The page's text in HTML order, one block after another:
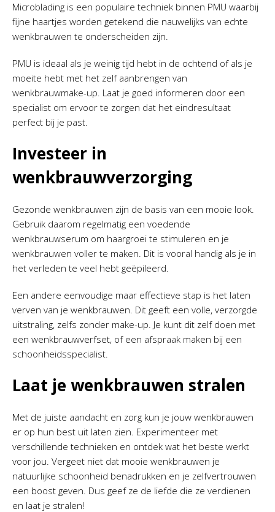
Microblading is een populaire techniek binnen PMU waarbij
fijne haartjes worden getekend die nauwelijks van echte
wenkbrauwen te onderscheiden zijn.
PMU is ideaal als je weinig tijd hebt in de ochtend of als je
moeite hebt met het zelf aanbrengen van
wenkbrauwmake-up. Laat je goed informeren door een
specialist om ervoor te zorgen dat het eindresultaat
perfect bij je past.
Investeer in
wenkbrauwverzorging
Gezonde wenkbrauwen zijn de basis van een mooie look.
Gebruik daarom regelmatig een voedende
wenkbrauwserum om haargroei te stimuleren en je
wenkbrauwen voller te maken. Dit is vooral handig als je in
het verleden te veel hebt geëpileerd.
Een andere eenvoudige maar effectieve stap is het laten
verven van je wenkbrauwen. Dit geeft een volle, verzorgde
uitstraling, zelfs zonder make-up. Je kunt dit zelf doen met
een wenkbrauwverfset, of een afspraak maken bij een
schoonheidsspecialist.
Laat je wenkbrauwen stralen
Met de juiste aandacht en zorg kun je jouw wenkbrauwen
er op hun best uit laten zien. Experimenteer met
verschillende technieken en ontdek wat het beste werkt
voor jou. Vergeet niet dat mooie wenkbrauwen je
natuurlijke schoonheid benadrukken en je zelfvertrouwen
een boost geven. Dus geef ze de liefde die ze verdienen
en laat je stralen!